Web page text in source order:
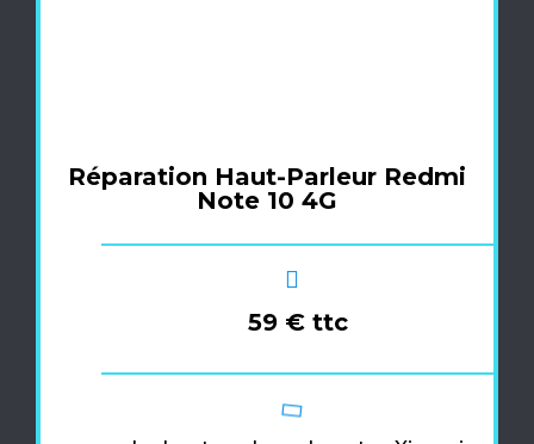
Réparation Haut-Parleur Redmi
Note 10 4G
59 € ttc